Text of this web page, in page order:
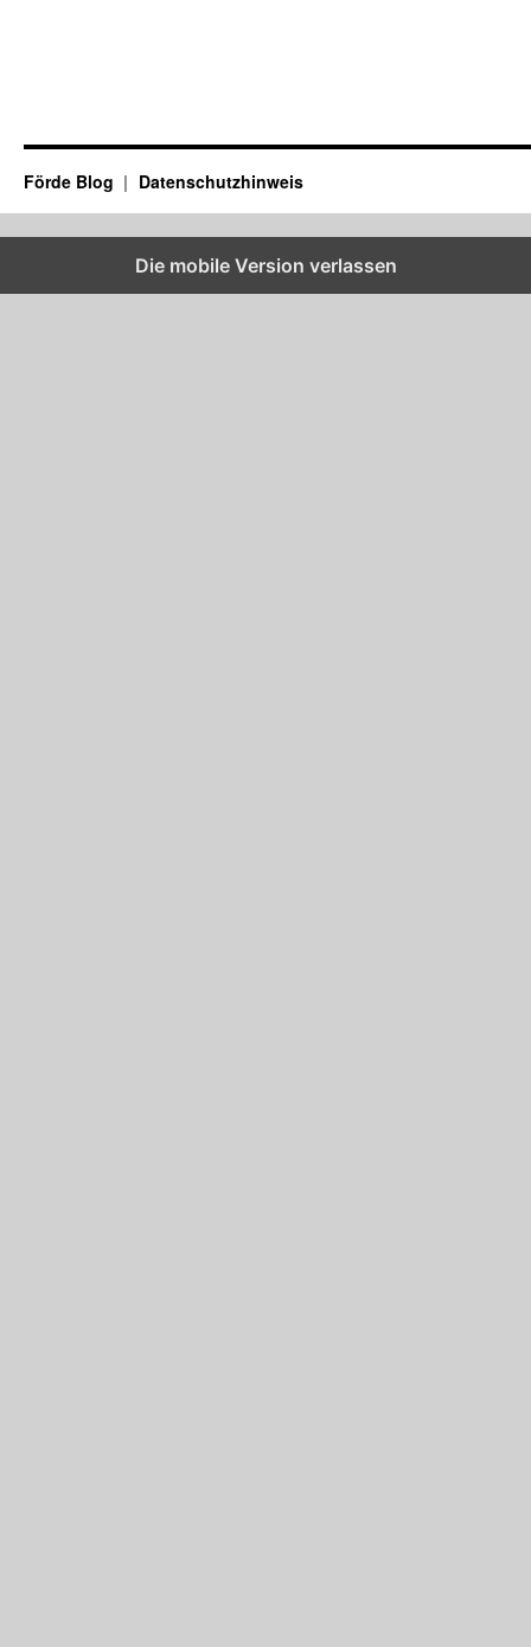
Förde Blog Datenschutzhinweis
Die mobile Version verlassen